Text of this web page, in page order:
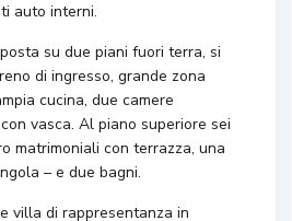
auto interni.
su due piani fuori terra, si
di ingresso, grande zona
cucina, due camere
vasca. Al piano superiore sei
matrimoniali con terrazza, una
– e due bagni.
villa di rappresentanza in